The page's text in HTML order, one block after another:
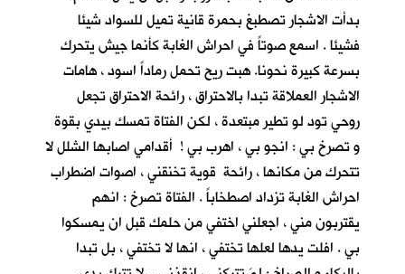
بدأت الاشجار تصطبغ بحمرة قانية تميل للسواد شيئا
فشيئا . اسمع صوتاً في احراش الغابة كأنما جيش يتحرك
بسرعة كبيرة نحونا. هبت ريح تحمل رماداً اسود ، هامات
الاشجار العملاقة تبدا بالاحتراق ، رائحة الاحتراق تجعل
روحي تود لو تطير مبتعدة ، لكن الفتاة تمسك بيدي بقوة
و تصرخ بي : انجو بي ، اهرب بي ! أقدامي اصابها الشلل لا
تتحرك من مكانها ، رائحة قوية تخنقني ، اصوات اضطراب
احراش الغابة تزداد اصطخاباً . الفتاة تصرخ : انهم
يقتربون مني ، اجعلني اختفي من حلمك قبل ان يمسكوا
بي . افلت يدها لعلها تختفي ، انها لا تختفي ، بل تبدا